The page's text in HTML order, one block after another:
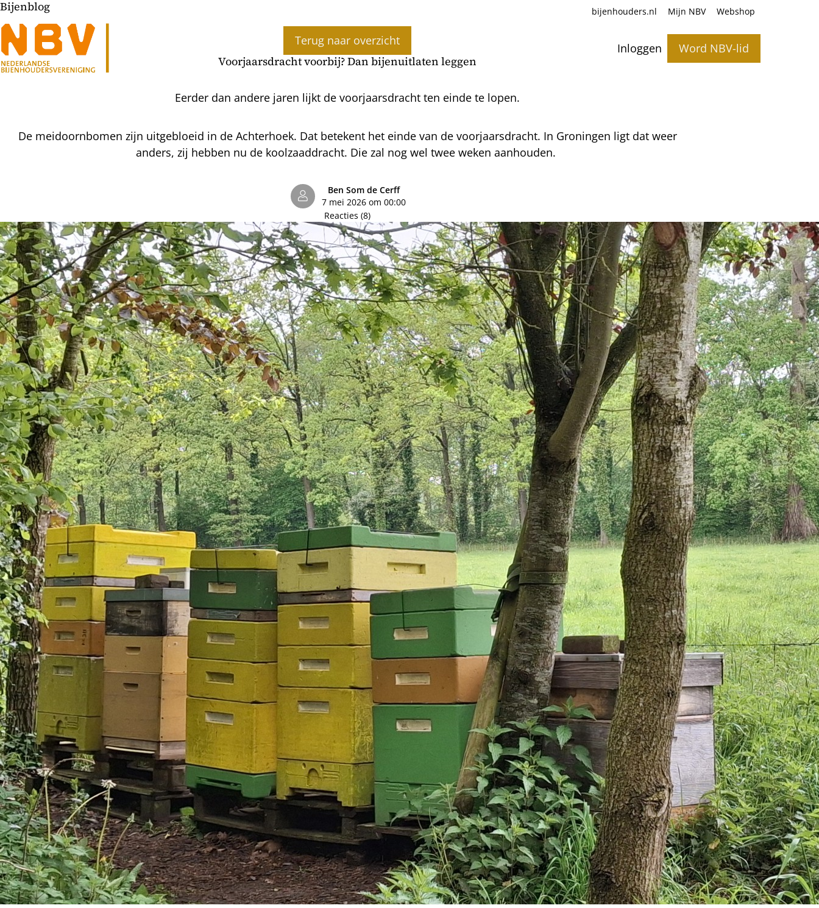
Inloggen Word NBV-lid
bijenhouders.nl Mijn NBV Webshop
Bijenblog
Terug naar overzicht
Voorjaarsdracht voorbij? Dan bijenuitlaten leggen
Eerder dan andere jaren lijkt de voorjaarsdracht ten einde te lopen.
De meidoornbomen zijn uitgebloeid in de Achterhoek. Dat betekent het einde van de voorjaarsdracht. In Groningen ligt dat weer
anders, zij hebben nu de koolzaaddracht. Die zal nog wel twee weken aanhouden.
Ben Som de Cerff
7 mei 2026 om 00:00
Reacties (8)